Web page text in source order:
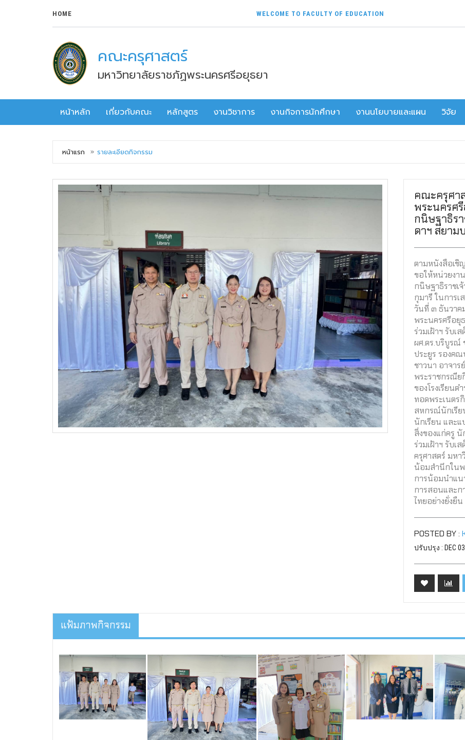
HOME WELCOME TO FACULTY OF EDUCATION
คณะครุศาสตร์
มหาวิทยาลัยราชภัฏพระนครศรีอยุธยา
หน้าหลัก เกี่ยวกับคณะ หลักสูตร งานวิชาการ งานกิจการนักศึกษา งานนโยบายและแผน วิจัย
หน้าแรก รายละเอียดกิจกรรม
คณะครุศา
พระนครศ
กนิษฐาธิร
ดาฯ สยาม
ตามหนังสือเชิ
ขอให้หน่วยงา
กนิษฐาธิราชเ
กุมารี ในการ
วันที่ ๓ ธันวาค
พระนครศรีอยุ
ร่วมเฝ้าฯ รับเ
ผศ.ดร.บริบูรณ์
ประยูร รองค
ชาวนา อาจา
พระราชกรณีย
ของโรงเรียน
ทอดพระเนตร
สหกรณ์นักเรีย
นักเรียน และแ
สิ่งของแก่ครู นั
ร่วมเฝ้าฯ รับเ
ครุศาสตร์ มหา
น้อมสำนึกใน
การน้อมนำแน
การสอนและก
ไทยอย่างยั่งยืน
POSTED BY :
ปรับปรุง : DEC
แฟ้มภาพกิจกรรม